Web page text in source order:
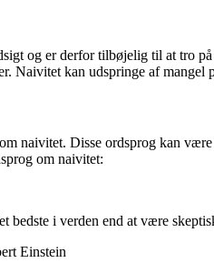
og er derfor tilbøjelig til at tro
Naivitet kan udspringe af
naivitet. Disse ordsprog kan
om naivitet:
bedste i verden end at være
Einstein